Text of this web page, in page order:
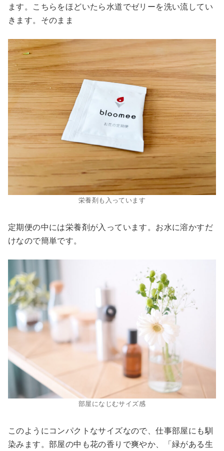
ます。こちらをほどいたら水道でゼリーを洗い流してい
きます。そのまま
栄養剤も入っています
定期便の中には栄養剤が入っています。お水に溶かすだ
けなので簡単です。
部屋になじむサイズ感
このようにコンパクトなサイズなので、仕事部屋にも馴
染みます。部屋の中も花の香りで爽やか、「緑がある生